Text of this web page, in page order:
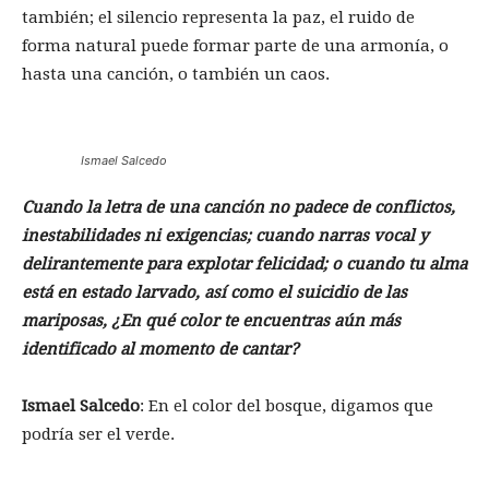
también; el silencio representa la paz, el ruido de
forma natural puede formar parte de una armonía, o
hasta una canción, o también un caos.
Ismael Salcedo
Cuando la letra de una canción no padece de conflictos,
inestabilidades ni exigencias; cuando narras vocal y
delirantemente para explotar felicidad; o cuando tu alma
está en estado larvado, así como el suicidio de las
mariposas, ¿En qué color te encuentras aún más
identificado al momento de cantar?
Ismael Salcedo: En el color del bosque, digamos que
podría ser el verde.